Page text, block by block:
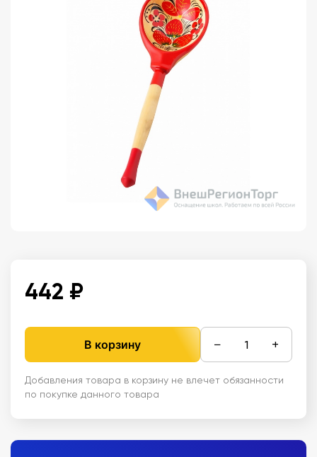
442 ₽
В корзину − +
Добавления товара в корзину не влечет обязанности
по покупке данного товара